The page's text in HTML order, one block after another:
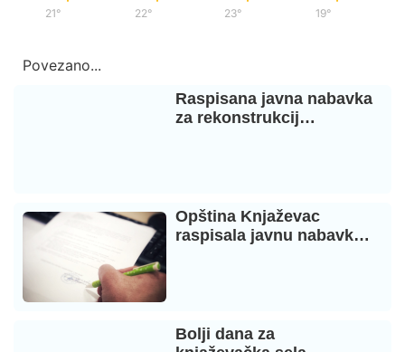
21° 22°/ 23° 19°
Povezano...
Raspisana javna nabavka
za rekonstrukcij…
Opština Knjaževac
raspisala javnu nabavk…
Bolji dana za